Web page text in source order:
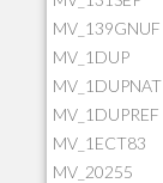
MV_139GNUF
MV_1DUP
MV_1DUPNAT
MV_1DUPREF
MV_1ECT83
MV_20255